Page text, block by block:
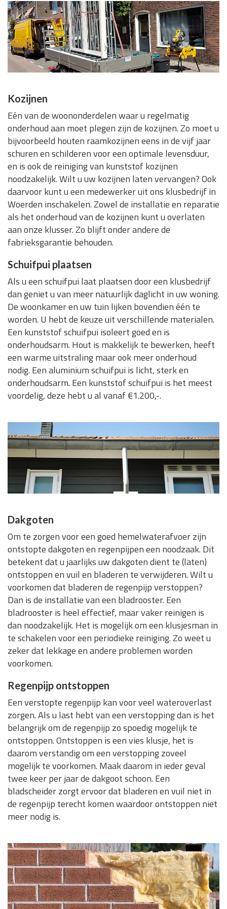
Kozijnen
Eén van de woononderdelen waar u regelmatig
onderhoud aan moet plegen zijn de kozijnen. Zo moet u
bijvoorbeeld houten raamkozijnen eens in de vijf jaar
schuren en schilderen voor een optimale levensduur,
en is ook de reiniging van kunststof kozijnen
noodzakelijk. Wilt u uw kozijnen laten vervangen? Ook
daarvoor kunt u een medewerker uit ons klusbedrijf in
Woerden inschakelen. Zowel de installatie en reparatie
als het onderhoud van de kozijnen kunt u overlaten
aan onze klusser. Zo blijft onder andere de
fabrieksgarantie behouden.
Schuifpui plaatsen
Als u een schuifpui laat plaatsen door een klusbedrijf
dan geniet u van meer natuurlijk daglicht in uw woning.
De woonkamer en uw tuin lijken bovendien één te
worden. U hebt de keuze uit verschillende materialen.
Een kunststof schuifpui isoleert goed en is
onderhoudsarm. Hout is makkelijk te bewerken, heeft
een warme uitstraling maar ook meer onderhoud
nodig. Een aluminium schuifpui is licht, sterk en
onderhoudsarm. Een kunststof schuifpui is het meest
voordelig, deze hebt u al vanaf €1.200,-.
Dakgoten
Om te zorgen voor een goed hemelwaterafvoer zijn
ontstopte dakgoten en regenpijpen een noodzaak. Dit
betekent dat u jaarlijks uw dakgoten dient te (laten)
ontstoppen en vuil en bladeren te verwijderen. Wilt u
voorkomen dat bladeren de regenpijp verstoppen?
Dan is de installatie van een bladrooster. Een
bladrooster is heel effectief, maar vaker reinigen is
dan noodzakelijk. Het is mogelijk om een klusjesman in
te schakelen voor een periodieke reiniging. Zo weet u
zeker dat lekkage en andere problemen worden
voorkomen.
Regenpijp ontstoppen
Een verstopte regenpijp kan voor veel wateroverlast
zorgen. Als u last hebt van een verstopping dan is het
belangrijk om de regenpijp zo spoedig mogelijk te
ontstoppen. Ontstoppen is een vies klusje, het is
daarom verstandig om een verstopping zoveel
mogelijk te voorkomen. Maak daarom in ieder geval
twee keer per jaar de dakgoot schoon. Een
bladscheider zorgt ervoor dat bladeren en vuil niet in
de regenpijp terecht komen waardoor ontstoppen niet
meer nodig is.